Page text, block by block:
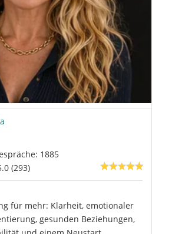
1885
(293)
für mehr: Klarheit, emotionaler
gesunden Beziehungen,